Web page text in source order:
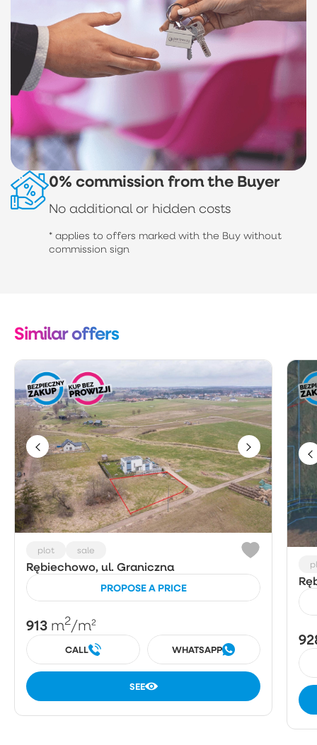
0% commission from the Buyer
No additional or hidden costs
* applies to offers marked with the Buy without
commission sign
Similar offers
plot sale
Rębiechowo, ul. Graniczna
PROPOSE A PRICE
913 m2/m²
CALL WHATSAPP
SEE